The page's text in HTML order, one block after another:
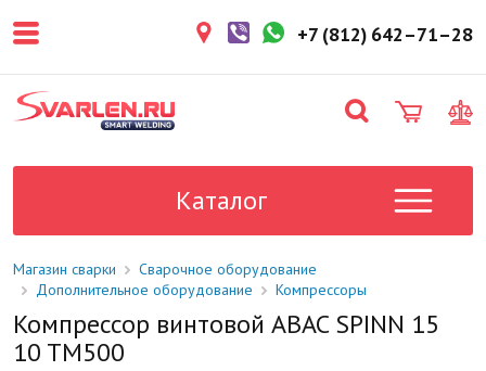
более 3 рабочих дней.
поставки в магазин: 1-2 рабочих
дня.
Данный товар отсутствует на
уточните у менеджера.
+7 (812) 642–71–28
Каталог
Магазин сварки
Сварочное оборудование
Дополнительное оборудование
Компрессоры
Компрессор винтовой ABAC SPINN 15
10 TM500